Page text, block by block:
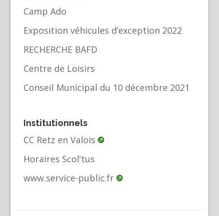
Camp Ado
Exposition véhicules d’exception 2022
RECHERCHE BAFD
Centre de Loisirs
Conseil Municipal du 10 décembre 2021
Institutionnels
CC Retz en Valois
Horaires Scol'tus
www.service-public.fr